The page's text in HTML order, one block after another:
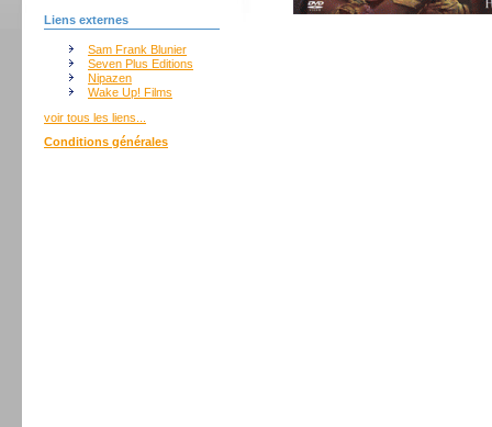
Liens externes
Sam Frank Blunier
Seven Plus Editions
Nipazen
Wake Up! Films
voir tous les liens...
Conditions générales